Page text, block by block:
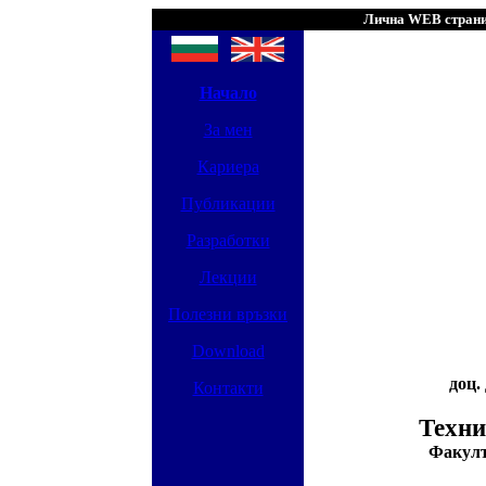
Лична WEB
Начало
За мен
Кариера
Публикации
Разработки
Лекции
Полезни връзки
Download
Контакти